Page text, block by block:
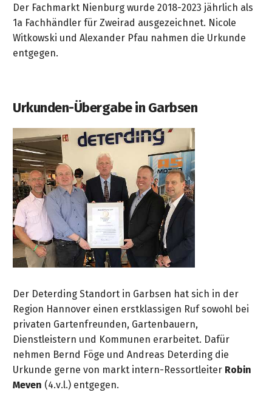
Der Fachmarkt Nienburg wurde 2018-2023 jährlich als
1a Fachhändler für Zweirad ausgezeichnet. Nicole
Witkowski und Alexander Pfau nahmen die Urkunde
entgegen.
Urkunden-Übergabe in Garbsen
Der Deterding Standort in Garbsen hat sich in der
Region Hannover einen erstklassigen Ruf sowohl bei
privaten Gartenfreunden, Gartenbauern,
Dienstleistern und Kommunen erarbeitet. Dafür
nehmen Bernd Föge und Andreas Deterding die
Urkunde gerne von markt intern-Ressortleiter Robin
Meven (4.v.l.) entgegen.